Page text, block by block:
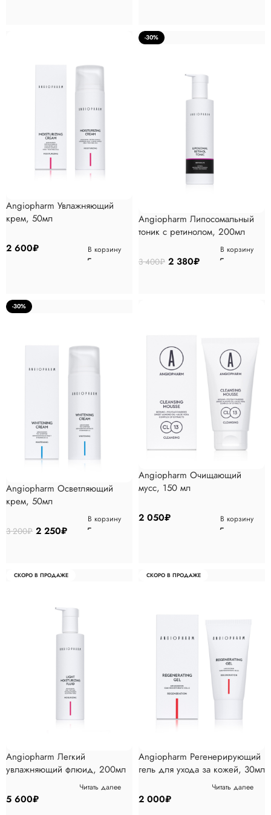
Angiopharm Увлажняющий
крем, 50мл
2 600₽ В корзину
-30%
Angiopharm Липосомальный
тоник с ретинолом, 200мл
3 400₽ 2 380₽
В корзину
-30%
Angiopharm Осветляющий
крем, 50мл
3 200₽ 2 250₽
В корзину
Angiopharm Очищающий
мусс, 150 мл
2 050₽ В корзину
СКОРО В ПРОДАЖЕ
Angiopharm Легкий
увлажняющий флюид, 200мл
5 600₽
Читать далее
СКОРО В ПРОДАЖЕ
Angiopharm Регенерирующий
гель для ухода за кожей, 30мл
2 000₽
Читать далее